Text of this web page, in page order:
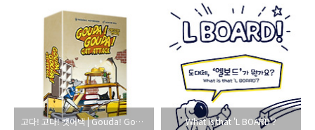
고다! 고다! 캣어택 | Gouda! Gouda! Cat Attack What is that 'L BOARD'?